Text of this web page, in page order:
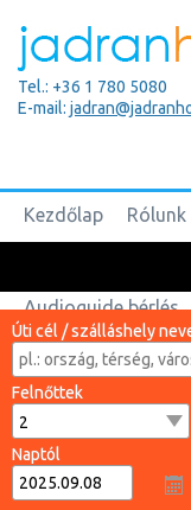
Tel.: +36 1 780 5080
E-mail:
Kezdőlap Rólunk
Audioguide bérlés
Úti cél / szálláshely
Felnőttek
Naptól